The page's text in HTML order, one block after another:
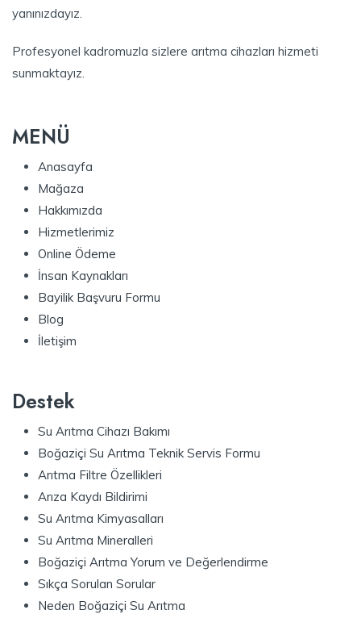
yanınızdayız.
Profesyonel kadromuzla sizlere arıtma cihazları hizmeti
sunmaktayız.
MENÜ
Anasayfa
Mağaza
Hakkımızda
Hizmetlerimiz
Online Ödeme
İnsan Kaynakları
Bayilik Başvuru Formu
Blog
İletişim
Destek
Su Arıtma Cihazı Bakımı
Boğaziçi Su Arıtma Teknik Servis Formu
Arıtma Filtre Özellikleri
Arıza Kaydı Bildirimi
Su Arıtma Kimyasalları
Su Arıtma Mineralleri
Boğaziçi Arıtma Yorum ve Değerlendirme
Sıkça Sorulan Sorular
Neden Boğaziçi Su Arıtma